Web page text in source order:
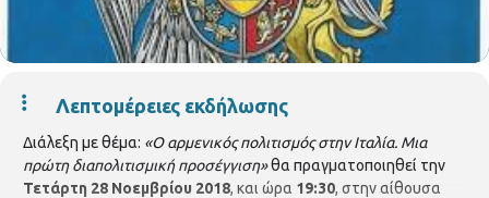
Λεπτομέρειες εκδήλωσης
Διάλεξη με θέμα: «Ο αρμενικός πολιτισμός στην Ιταλία. Μια
πρώτη διαπολιτισμική προσέγγιση»θα πραγματοποιηθεί την
Τετάρτη 28 Νοεμβρίου 2018, και ώρα 19:30, στην αίθουσα